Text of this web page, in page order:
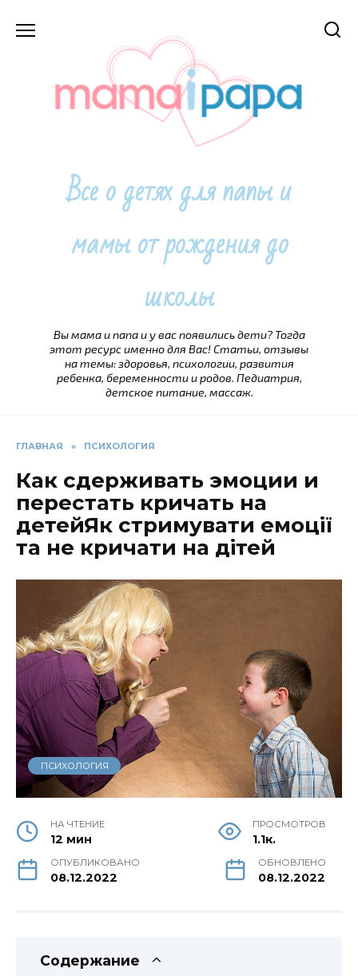
Все о детях для папы и
мамы от рождения до
школы
Вы мама и папа и у вас появились дети? Тогда
этот ресурс именно для Вас! Статьи, отзывы
на темы: здоровья, психологии, развития
ребенка, беременности и родов. Педиатрия,
детское питание, массаж.
ГЛАВНАЯ » ПСИХОЛОГИЯ
Как сдерживать эмоции и
перестать кричать на
детейЯк стримувати емоції
та не кричати на дітей
ПСИХОЛОГИЯ
НА ЧТЕНИЕ
12 мин
ПРОСМОТРОВ
1.1к.
ОПУБЛИКОВАНО
08.12.2022
ОБНОВЛЕНО
08.12.2022
Содержание